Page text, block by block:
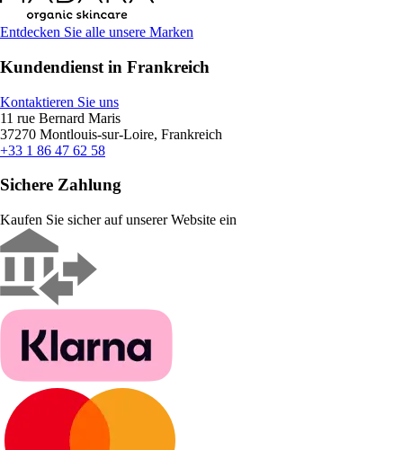
Entdecken Sie alle unsere Marken
Kundendienst in Frankreich
Kontaktieren Sie uns
11 rue Bernard Maris
37270 Montlouis-sur-Loire, Frankreich
+33 1 86 47 62 58
Sichere Zahlung
Kaufen Sie sicher auf unserer Website ein